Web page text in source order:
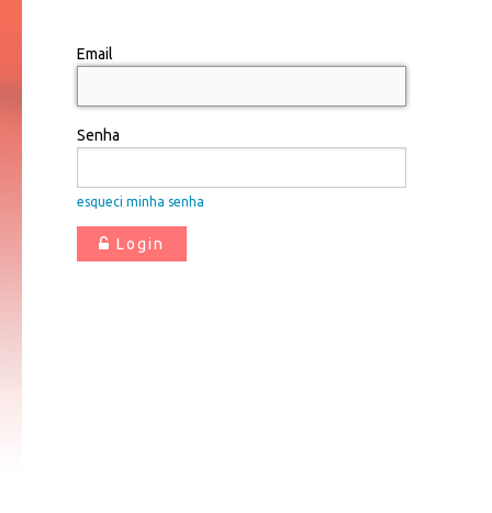
Email
Senha
esqueci minha senha
Login